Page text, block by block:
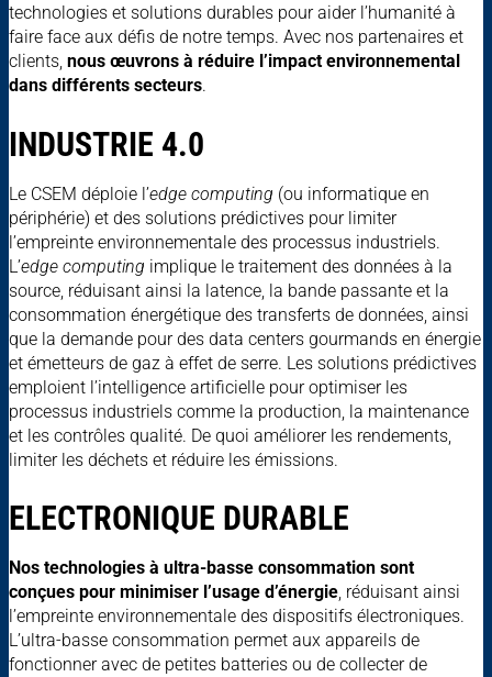
technologies et solutions durables pour aider l’humanité à
faire face aux défis de notre temps. Avec nos partenaires et
clients, nous œuvrons à réduire l’impact environnemental
dans différents secteurs.
INDUSTRIE 4.0
Le CSEM déploie l’edge computing (ou informatique en
périphérie) et des solutions prédictives pour limiter
l’empreinte environnementale des processus industriels.
L’edge computing implique le traitement des données à la
source, réduisant ainsi la latence, la bande passante et la
consommation énergétique des transferts de données, ainsi
que la demande pour des data centers gourmands en énergie
et émetteurs de gaz à effet de serre. Les solutions prédictives
emploient l’intelligence artificielle pour optimiser les
processus industriels comme la production, la maintenance
et les contrôles qualité. De quoi améliorer les rendements,
limiter les déchets et réduire les émissions.
ELECTRONIQUE DURABLE
Nos technologies à ultra-basse consommation sont
conçues pour minimiser l’usage d’énergie, réduisant ainsi
l’empreinte environnementale des dispositifs électroniques.
L’ultra-basse consommation permet aux appareils de
fonctionner avec de petites batteries ou de collecter de